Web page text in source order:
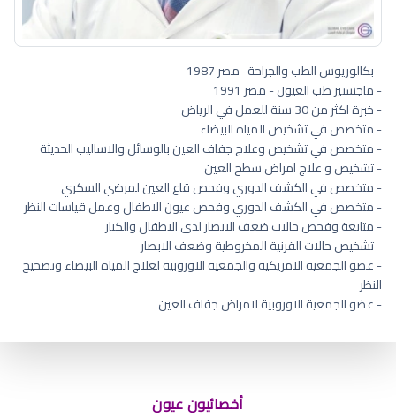
- بكالوريوس الطب والجراحة- مصر 1987
- ماجستير طب العيون - مصر 1991
- خبرة اكثر من 30 سنة للعمل في الرياض
- متخصص في تشخيص المياه البيضاء
- متخصص في تشخيص وعلاج جفاف العين بالوسائل والاساليب الحديثة
- تشخيص و علاج امراض سطح العين
- متخصص في الكشف الدوري وفحص قاع العين لمرضي السكري
- متخصص في الكشف الدوري وفحص عيون الاطفال وعمل قياسات النظر
- متابعة وفحص حالات ضعف الابصار لدى الاطفال والكبار
- تشخيص حالات القرنية المخروطية وضعف الابصار
- عضو الجمعية الامريكية والجمعية الاوروبية لعلاج المياه البيضاء وتصحيح
النظر
- عضو الجمعية الاوروبية لامراض جفاف العين
أخصائيون عيون